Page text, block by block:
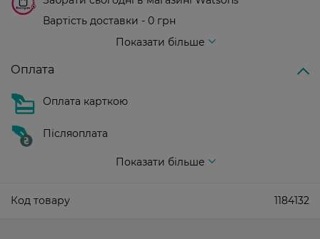
Вартість доставки - 0 грн
Показати більше
Оплата
Оплата карткою
Післяоплата
Показати більше
Код товару 1184132